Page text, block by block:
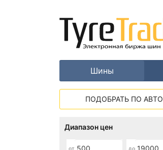
Шины
ПОДОБРАТЬ ПО АВТО
Диапазон цен